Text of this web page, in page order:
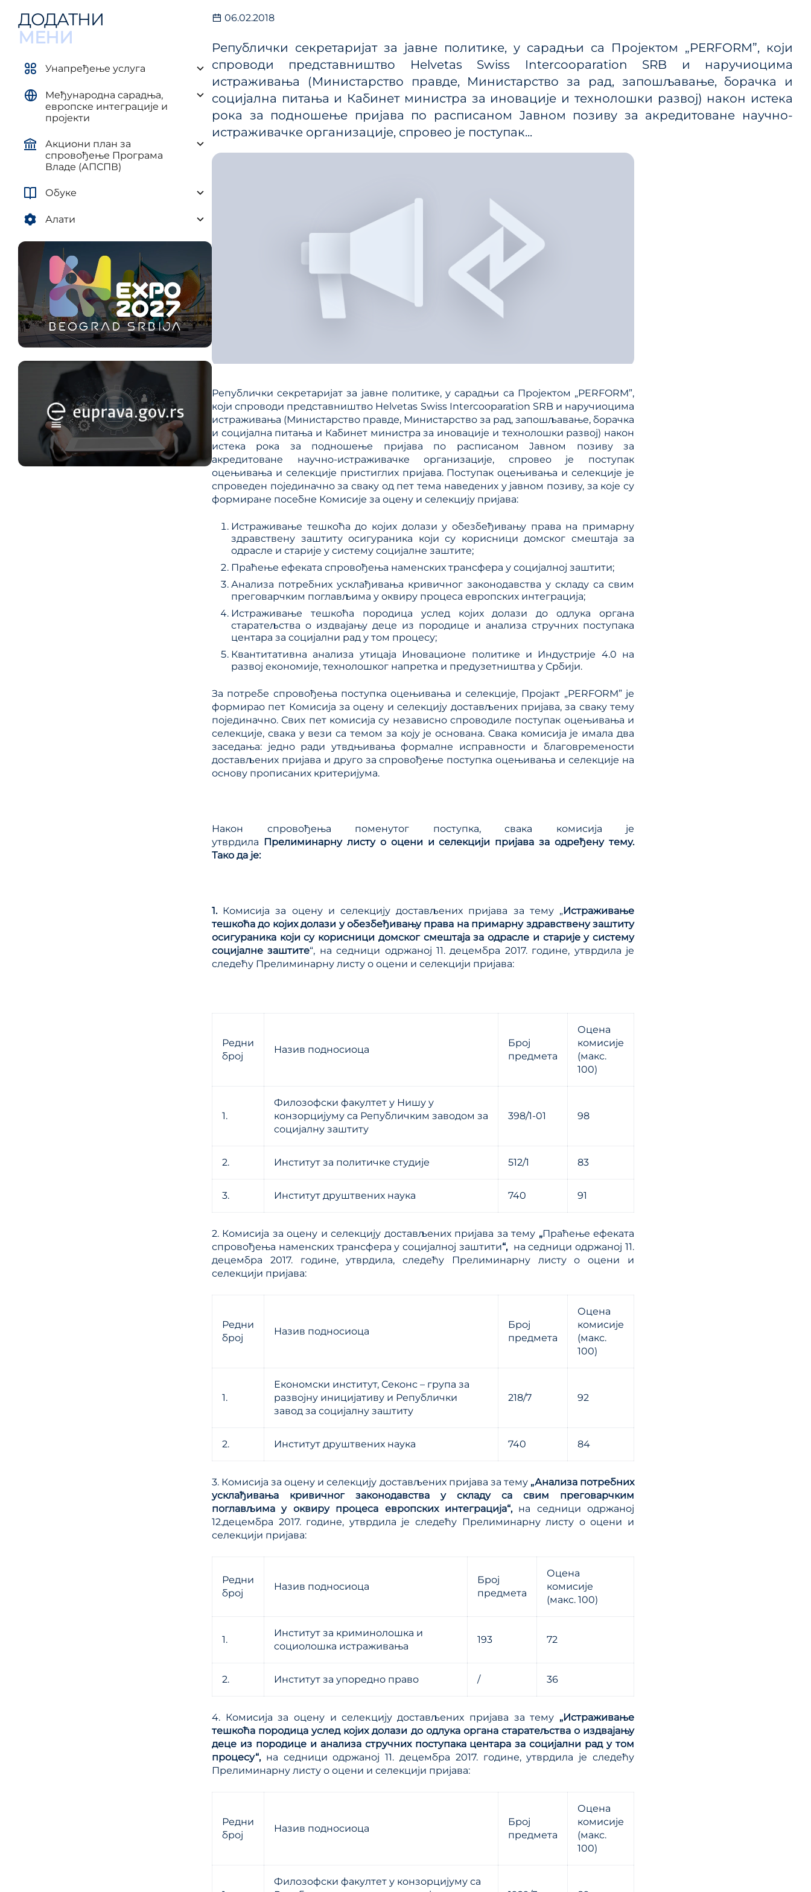
ЈЛС
Уредба о методологији за
и регулаторном реформом
Методологије
Приручници и смернице
Анализе из области планског
система
06.02.2018
Републички секретаријат за јавне политике, у сарадњи са Пројектом „PERFORM”, који
спроводи представништвo Helvetas Swiss Intercooparation SRB и наручиоцима
истраживања (Министарство правде, Министарство за рад, запошљавање, борачка и
социјална питања и Кабинет министра за иновације и технолошки развој) након истека
рока за подношење пријава по расписаном Jaвном позиву за акредитованe научно-
истраживачкe организацијe, спровеo je поступак...
Републички секретаријат за јавне политике, у сарадњи са Пројектом „PERFORM”,
који спроводи представништвo Helvetas Swiss Intercooparation SRB и наручиоцима
истраживања (Министарство правде, Министарство за рад, запошљавање, борачка
и социјална питања и Кабинет министра за иновације и технолошки развој) након
истека рока за подношење пријава по расписаном Jaвном позиву за
акредитованe научно-истраживачкe организацијe, спровеo je поступак
оцењивања и селекције пристиглих пријава. Поступак оцењивања и селекције је
спроведен појединачно за сваку од пет тема наведених у јавном позиву, за које су
формиране посебне Комисије за оцену и селекцију пријава:
Истраживање тешкоћа до којих долази у обезбеђивању права на примарну
здравствену заштиту осигураника који су корисници домског смештаја за
одрасле и старије у систему социјалне заштите;
Праћење ефеката спровођења наменских трансфера у социјалној заштити;
Анализа потребних усклађивања кривичног законодавства у складу са свим
преговарчким поглављима у оквиру процеса европских интеграција;
Истраживање тешкоћа породица услед којих долази до одлука органа
старатељства о издвајању деце из породице и анализа стручних поступака
центара за социјални рад у том процесу;
Квантитативна анализа утицаја Иновационе политике и Индустрије 4.0 на
развој економије, технолошког напретка и предузетништва у Србији.
За потребе спровођења поступка оцењивања и селекције, Пројакт „PERFORM” је
формирао пет Комисија за оцену и селекцију достављених пријава, за сваку тему
појединачно. Свих пет комисија су независно спроводиле поступак оцењивања и
селекције, свака у вези са темом за коју је основана. Свака комисија је имала два
заседања: једно ради утвдњивања формалне исправности и благовремености
достављених пријава и друго за спровођење поступка оцењивања и селекције на
основу прописаних критеријума.
Након спровођења поменутог поступка, свака комисија је
утврдила Прелиминарну листу о оцени и селекцији пријава за одређену тему.
Тако да је:
1. Комисија за оцену и селекцију достављених пријава за тему „Истраживање
тешкоћа до којих долази у обезбеђивању права на примарну здравствену заштиту
осигураника који су корисници домског смештаја за одрасле и старије у систему
социјалне заштите“, на седници одржаној 11. децембра 2017. године, утврдила je
следећу Прелиминарну листу о оцени и селекцији пријава:
Редни
број
Назив подносиоца
Број
предмета
Оцена
комисије
(макс.
100)
1.
Филозофски факултет у Нишу у
конзорцијуму са Републичким заводом за
социјалну заштиту
398/1-01 98
2. Институт за политичке студије 512/1 83
3. Институт друштвених наука 740 91
2. Комисија за оцену и селекцију достављених пријава за тему „Праћење ефеката
спровођења наменских трансфера у социјалној заштити“, на седници одржаној 11.
децембра 2017. године, утврдила, следећу Прелиминарну листу о оцени и
селекцији пријава:
Редни
број
Назив подносиоца
Број
предмета
Оцена
комисије
(макс.
100)
1.
Економски институт, Секонс – група за
развојну иницијативу и Републички
завод за социјалну заштиту
218/7 92
2. Институт друштвених наука 740 84
3. Комисија за оцену и селекцију достављених пријава за тему „Анализа потребних
усклађивања кривичног законодавства у складу са свим преговарчким
поглављима у оквиру процеса европских интеграција“, на седници одржаној
12.децембра 2017. године, утврдила je следећу Прелиминарну листу о оцени и
селекцији пријава:
Редни
број
Назив подносиоца
Број
предмета
Оцена
комисије
(макс. 100)
1.
Институт за криминолошка и
социолошка истраживања
193 72
2. Институт за упоредно право / 36
4. Комисија за оцену и селекцију достављених пријава за тему „Истраживање
тешкоћа породица услед којих долази до одлука органа старатељства о издвајању
деце из породице и анализа стручних поступака центара за социјални рад у том
процесу“, на седници одржаној 11. децембра 2017. године, утврдила je следећу
Прелиминарну листу о оцени и селекцији пријава:
Редни
број
Назив подносиоца
Број
предмета
Оцена
комисије
(макс.
100)
Филозофски факултет у конзорцијуму са
ДОДАТНИ
МЕНИ
Унапређење услуга
Међународна сарадња,
европске интеграције и
пројекти
Акциони план за
спровођење Програма
Владе (АПСПВ)
Обуке
Алати